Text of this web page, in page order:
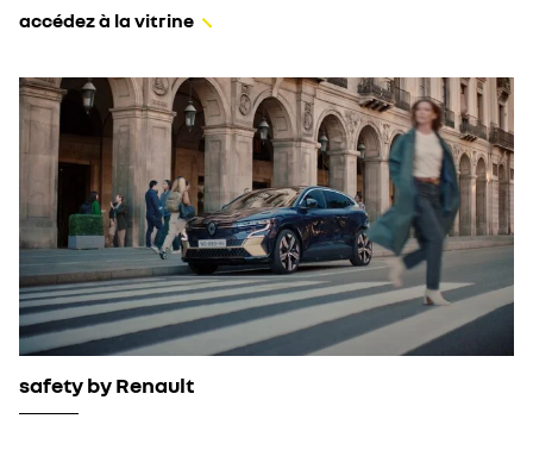
accédez à la vitrine
safety by Renault